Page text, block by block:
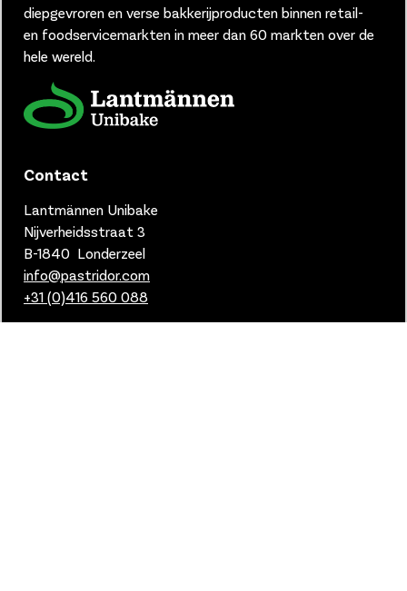
diepgevroren en verse bakkerijproducten binnen retail-
en foodservicemarkten in meer dan 60 markten over de
hele wereld.
Contact
Lantmännen Unibake
Nijverheidsstraat 3
B-1840 Londerzeel
info@pastridor.com
+31 (0)416 560 088